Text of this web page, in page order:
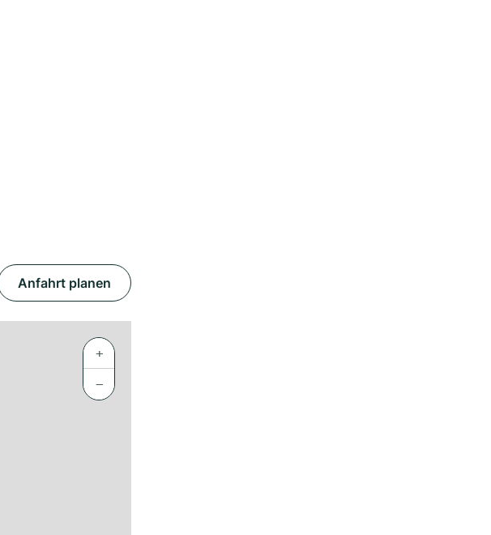
Anfahrt planen
+
−